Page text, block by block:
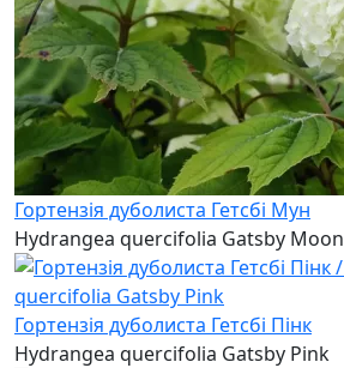
Гортензія дуболиста Гетсбі Мун
Hydrangea quercifolia Gatsby Moon
Гортензія дуболиста Гетсбі Пінк
Hydrangea quercifolia Gatsby Pink